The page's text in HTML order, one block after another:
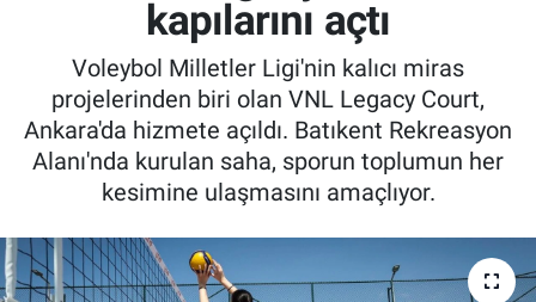
kapılarını açtı
Voleybol Milletler Ligi'nin kalıcı miras
projelerinden biri olan VNL Legacy Court,
Ankara'da hizmete açıldı. Batıkent Rekreasyon
Alanı'nda kurulan saha, sporun toplumun her
kesimine ulaşmasını amaçlıyor.
Süper Lig Puan Durumu ve Fikstür
Tüm Manşetler
Son Dakika Haberleri
Haber Arşivi